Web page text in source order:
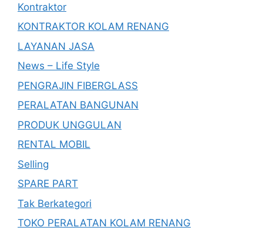
Kontraktor
KONTRAKTOR KOLAM RENANG
LAYANAN JASA
News – Life Style
PENGRAJIN FIBERGLASS
PERALATAN BANGUNAN
PRODUK UNGGULAN
RENTAL MOBIL
Selling
SPARE PART
Tak Berkategori
TOKO PERALATAN KOLAM RENANG